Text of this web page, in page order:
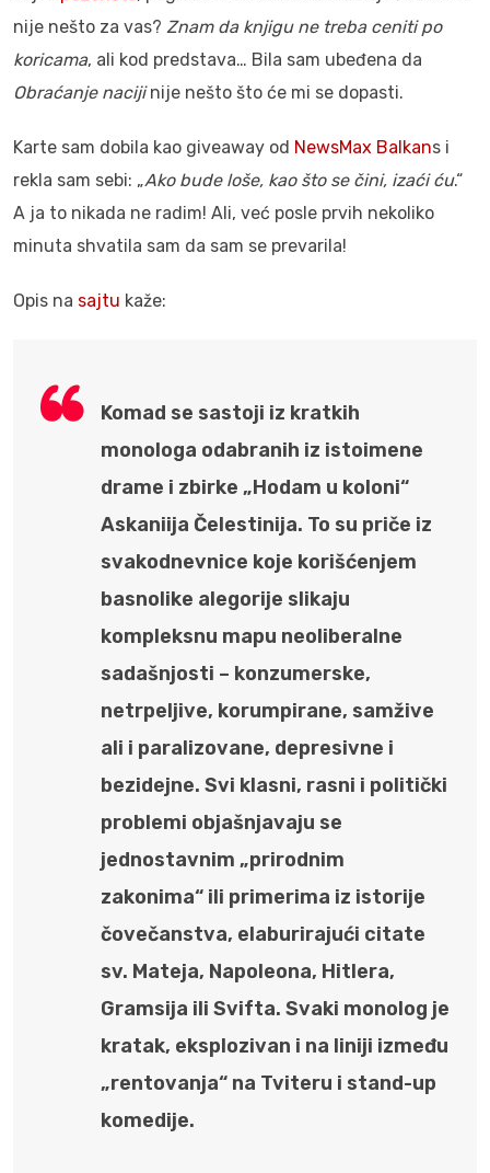
nije nešto za vas? Znam da knjigu ne treba ceniti po
koricama, ali kod predstava… Bila sam ubeđena da
Obraćanje nacijinije nešto što će mi se dopasti.
Karte sam dobila kao giveaway od NewsMax Balkans i
rekla sam sebi: „Ako bude loše, kao što se čini, izaći ću.“
A ja to nikada ne radim! Ali, već posle prvih nekoliko
minuta shvatila sam da sam se prevarila!
Opis na sajtu kaže:
Komad se sastoji iz kratkih
monologa odabranih iz istoimene
drame i zbirke „Hodam u koloni“
Askaniija Čelestinija. To su priče iz
svakodnevnice koje korišćenjem
basnolike alegorije slikaju
kompleksnu mapu neoliberalne
sadašnjosti – konzumerske,
netrpeljive, korumpirane, samžive
ali i paralizovane, depresivne i
bezidejne. Svi klasni, rasni i politički
problemi objašnjavaju se
jednostavnim „prirodnim
zakonima“ ili primerima iz istorije
čovečanstva, elaburirajući citate
sv. Mateja, Napoleona, Hitlera,
Gramsija ili Svifta. Svaki monolog je
kratak, eksplozivan i na liniji između
„rentovanja“ na Tviteru i stand-up
komedije.